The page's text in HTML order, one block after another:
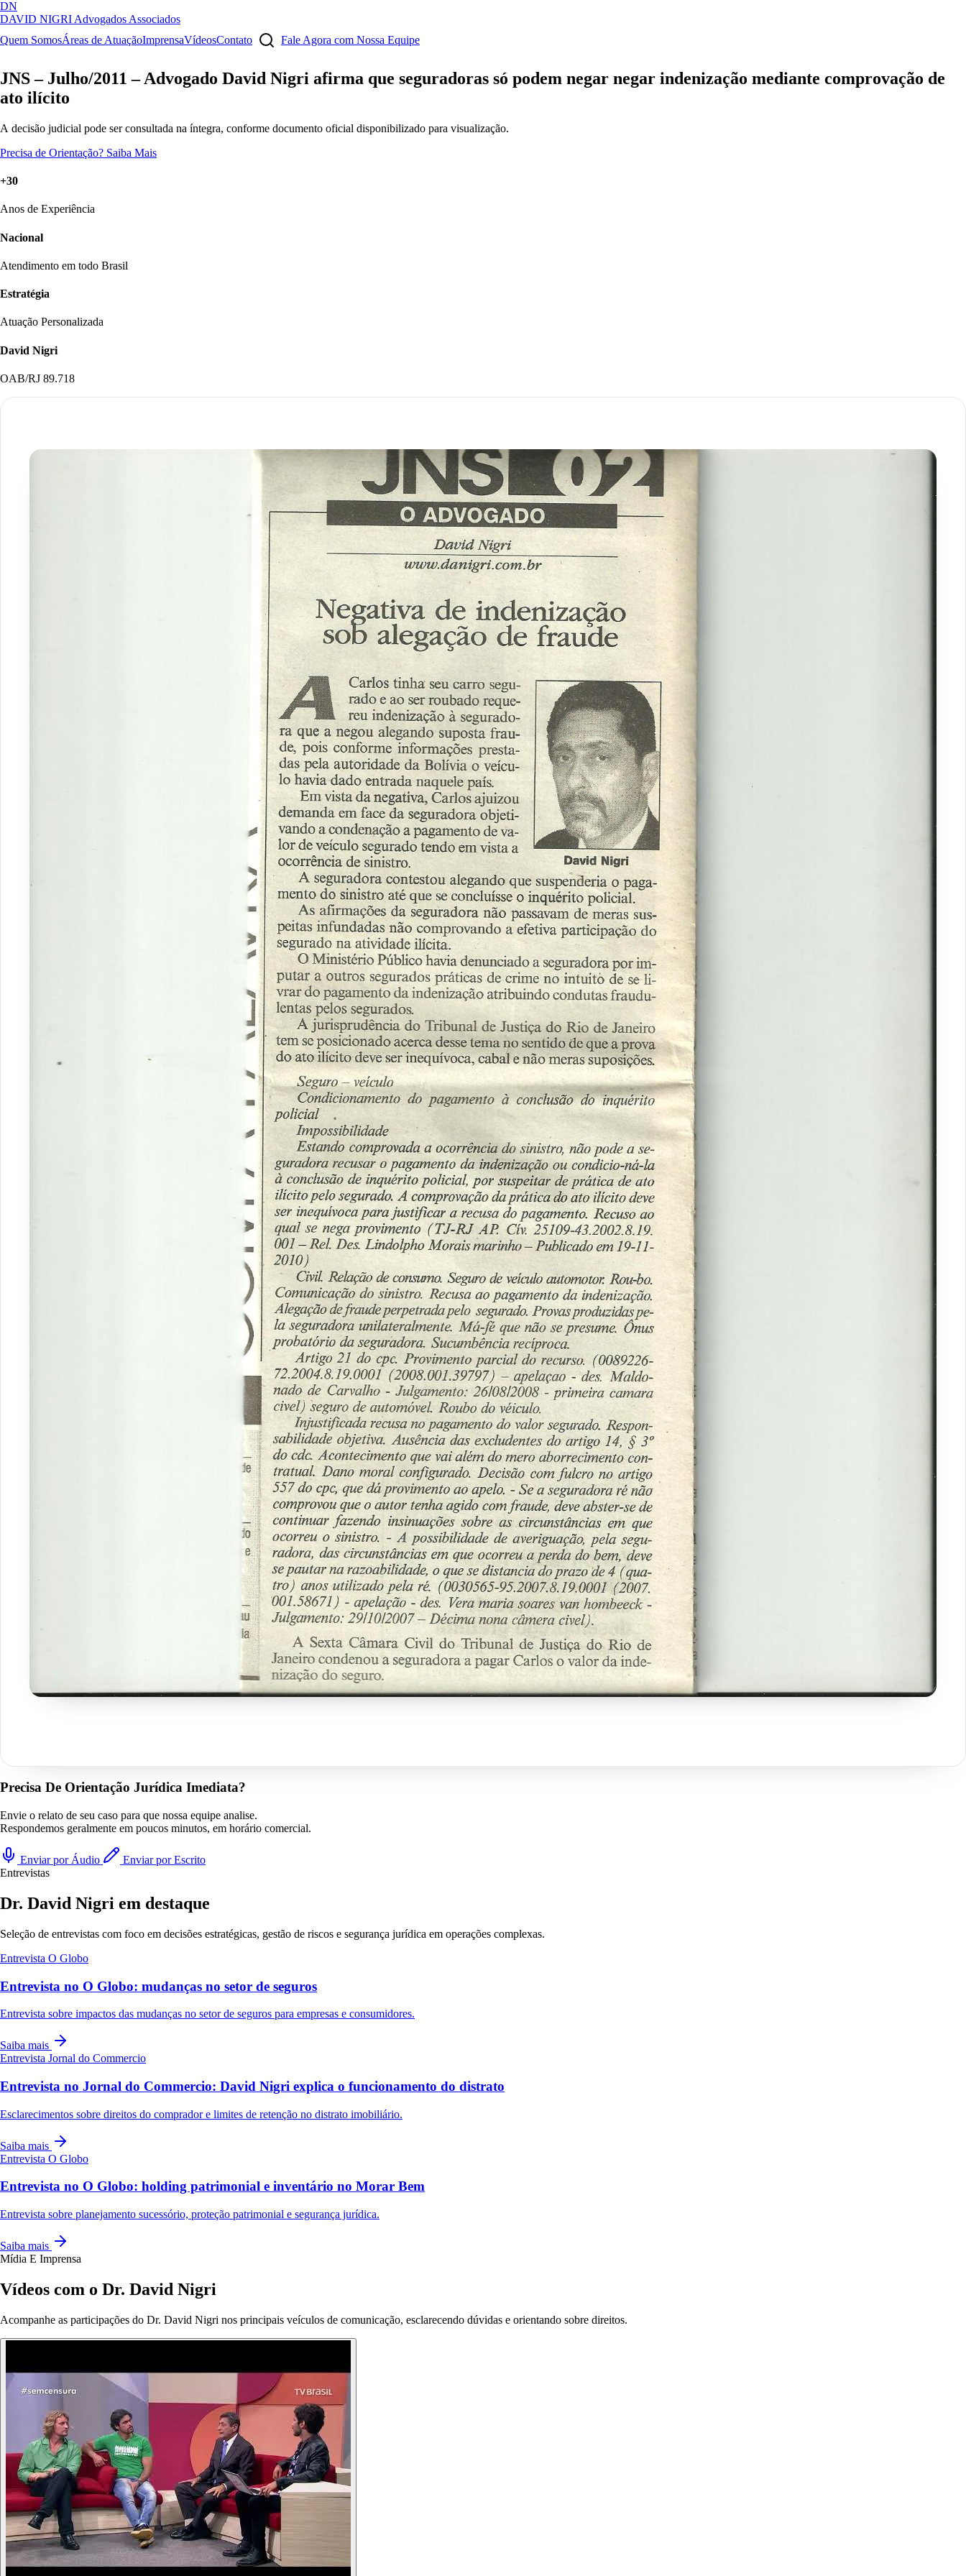
DN
DAVID NIGRI Advogados Associados
Quem SomosÁreas de AtuaçãoImprensaVídeosContato Fale Agora com Nossa Equipe
Artigos, sentenças, áreas de atuação, imprensa...
JNS – Julho/2011 – Advogado David Nigri afirma que seguradoras só podem negar negar indenização mediante comprovação de
ato ilícito
A decisão judicial pode ser consultada na íntegra, conforme documento oficial disponibilizado para visualização.
Precisa de Orientação? Saiba Mais
+30
Anos de Experiência
Nacional
Atendimento em todo Brasil
Estratégia
Atuação Personalizada
David Nigri
OAB/RJ 89.718
Precisa De Orientação Jurídica Imediata?
Envie o relato de seu caso para que nossa equipe analise.
Respondemos geralmente em poucos minutos, em horário comercial.
Enviar por Áudio
Enviar por Escrito
Entrevistas
Dr. David Nigri em destaque
Seleção de entrevistas com foco em decisões estratégicas, gestão de riscos e segurança jurídica em operações complexas.
Entrevista O Globo
Entrevista no O Globo: mudanças no setor de seguros
Entrevista sobre impactos das mudanças no setor de seguros para empresas e consumidores.
Saiba mais
Entrevista Jornal do Commercio
Entrevista no Jornal do Commercio: David Nigri explica o funcionamento do distrato
Esclarecimentos sobre direitos do comprador e limites de retenção no distrato imobiliário.
Saiba mais
Entrevista O Globo
Entrevista no O Globo: holding patrimonial e inventário no Morar Bem
Entrevista sobre planejamento sucessório, proteção patrimonial e segurança jurídica.
Saiba mais
Mídia E Imprensa
Vídeos com o Dr. David Nigri
Acompanhe as participações do Dr. David Nigri nos principais veículos de comunicação, esclarecendo dúvidas e orientando sobre direitos.